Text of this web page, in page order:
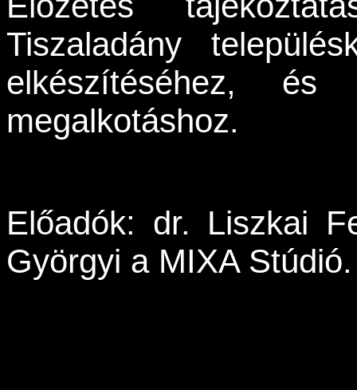
Tiszaladány
elkészítéséhez,
megalkotáshoz.
Előadók: dr. Liszkai
Györgyi a MIXA